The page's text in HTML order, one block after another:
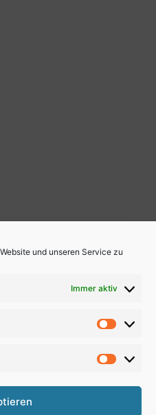
und unseren Service zu
Immer aktiv